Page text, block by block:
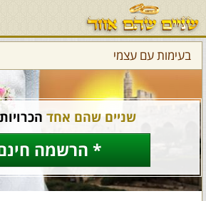
בעימות עם עצמי
שניים שהם אחד
* הרשמה